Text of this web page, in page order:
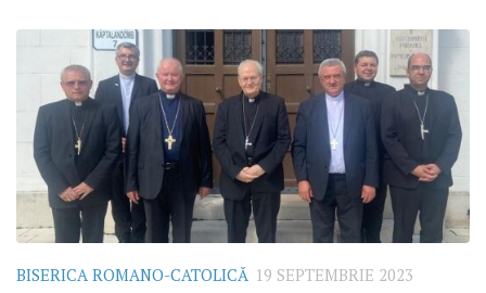
BISERICA ROMANO-CATOLICĂ 19 SEPTEMBRIE 2023